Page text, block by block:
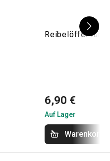
Reibelöffel für
6,90 €
Auf Lager
Warenkorb